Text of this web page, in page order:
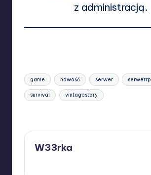
z administracją.
Tags:
game nowość serwer serwerrp
survival vintagestory
W33rka